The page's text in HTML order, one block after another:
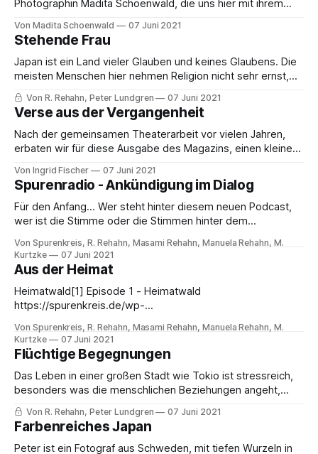
Photographin Madita Schoenwald, die uns hier mit ihrem
kleinen Ausschnitt in das Fenster ihres Sommer gibt. -------
----------------------------------------------------------
--------------- Bildergalerie im Heft...
Von Madita Schoenwald 07 Juni 2021
Stehende Frau
Japan ist ein Land vieler Glauben und keines Glaubens. Die
meisten Menschen hier nehmen Religion nicht sehr ernst,
aber viele tun es doch. Neben den Buddhisten, mit seinen
vielen Inkarnationen, Gruppen und Richtungen, gibt es den
Schintoismus, die uralte japanische Tradition, in der alle
Wesen und Dinge Götter sein können,
Von R. Rehahn, Peter Lundgren 07 Juni 2021
Verse aus der Vergangenheit
Nach der gemeinsamen Theaterarbeit vor vielen Jahren,
erbaten wir für diese Ausgabe des Magazins, einen kleinen
der Regisseurin & ehemaligen Leiterin des Geraer
Puppentheaters, Ingrid Fischer. Diese Verse überließ sie uns
und Ihnen als Leser & Leserinnen. Und so schließen sich
manche Kreise,
Von Ingrid Fischer 07 Juni 2021
Spurenradio - Ankündigung im Dialog
Für den Anfang… Wer steht hinter diesem neuen Podcast,
wer ist die Stimme oder die Stimmen hinter dem
Wir, das sind verschiedene Künstler aller Bereiche und viele
Beteiligte, welche die Arbeit erst möglich machen. Wie
immer steht der gesamte Spurenarbeitskreis auch hinter
Von Spurenkreis, R. Rehahn, Masami Rehahn, Manuela Rehahn, M.
Kurtzke
07 Juni 2021
Aus der Heimat
Heimatwald[1] Episode 1 - Heimatwald
https://spurenkreis.de/wp-
Episode1.mp3 SpurenradioSpurenkreis
[https://radio.spurenkreis.net/episode1-heimatwald/]Dicht
vor der Haustür, keine paar Schritte entfernt… Seit den
Kindertagen. Einladend, wartend, still und majestätisch: Eine
Naturkathedrale. Das ist der Wald meiner Heimat.
Von Spurenkreis, R. Rehahn, Masami Rehahn, Manuela Rehahn, M.
Kurtzke
07 Juni 2021
Flüchtige Begegnungen
Das Leben in einer großen Stadt wie Tokio ist stressreich,
besonders was die menschlichen Beziehungen angeht,
aber auch in manch anderer Hinsicht. Andernfalls wäre die
Müdigkeit des durch die Stadt Eilens, nach nur wenigen
Stunden, kaum zu erklären. Auf meinem Weg treffe ich so
viele Menschen, spreche mit Ihnen, lerne
Von R. Rehahn, Peter Lundgren 07 Juni 2021
Farbenreiches Japan
Peter ist ein Fotograf aus Schweden, mit tiefen Wurzeln in